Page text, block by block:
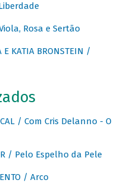
Rosa e Sertão
E KATIA BRONSTEIN /
/ Com Cris Delanno - O
/ Pelo Espelho da Pele
/ Arco